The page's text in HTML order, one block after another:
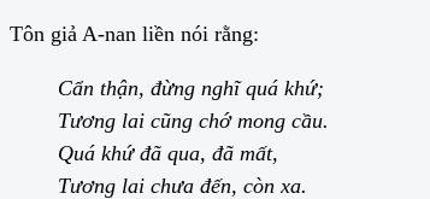
Tôn giả A-nan liền nói rằng:
Cẩn thận, đừng nghĩ quá khứ;
Tương lai cũng chớ mong cầu.
Quá khứ đã qua, đã mất,
Tương lai chưa đến, còn xa.